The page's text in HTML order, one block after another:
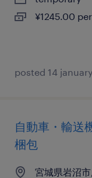
¥1245.00
posted 14
自動車・輸送
梱包
宮城県岩沼